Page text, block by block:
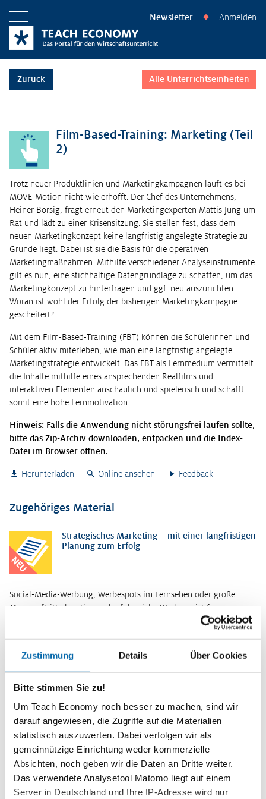
Zustimmung Details Über Cookies
Bitte stimmen Sie zu!
Um Teach Economy noch besser zu machen, sind wir
darauf angewiesen, die Zugriffe auf die Materialien
statistisch auszuwerten. Dabei verfolgen wir als
gemeinnützige Einrichtung weder kommerzielle
Absichten, noch geben wir die Daten an Dritte weiter.
Das verwendete Analysetool Matomo liegt auf einem
Server in Deutschland und Ihre IP-Adresse wird nur
Menü öffnen Newsletter ◆ Anmelden
Zurück Alle Unterrichtseinheiten
Film-Based-Training: Marketing (Teil
2)
Trotz neuer Produktlinien und Marketingkampagnen läuft es bei
MOVE Motion nicht wie erhofft. Der Chef des Unternehmens,
Heiner Borsig, fragt erneut den Marketingexperten Mattis Jung um
Rat und lädt zu einer Krisensitzung. Sie stellen fest, dass dem
neuen Marketingkonzept keine langfristig angelegte Strategie zu
Grunde liegt. Dabei ist sie die Basis für die operativen
Marketingmaßnahmen. Mithilfe verschiedener Analyseinstrumente
gilt es nun, eine stichhaltige Datengrundlage zu schaffen, um das
Marketingkonzept zu hinterfragen und ggf. neu auszurichten.
Woran ist wohl der Erfolg der bisherigen Marketingkampagne
gescheitert?
Mit dem Film-Based-Training (FBT) können die Schülerinnen und
Schüler aktiv miterleben, wie man eine langfristig angelegte
Marketingstrategie entwickelt. Das FBT als Lernmedium vermittelt
die Inhalte mithilfe eines ansprechenden Realfilms und
interaktiven Elementen anschaulich und spielerisch und schafft
somit eine hohe Lernmotivation.
Hinweis: Falls die Anwendung nicht störungsfrei laufen sollte,
bitte das Zip-Archiv downloaden, entpacken und die Index-
Datei im Browser öffnen.
Herunterladen Online ansehen Feedback
Zugehöriges Material
NEU
Strategisches Marketing – mit einer langfristigen
Planung zum Erfolg
Social-Media-Werbung, Werbespots im Fernsehen oder große
Messeauftritte:kreative und erfolgreiche Werbung ist für
Unternehmen unverzichtbar, wenn sie ihre Kundinnen und Kunden
Kurzinformationen
Themenbereich
Die Unternehmung
Zeitbedarf
individuell
Stufe
Sekundarstufe II
Format